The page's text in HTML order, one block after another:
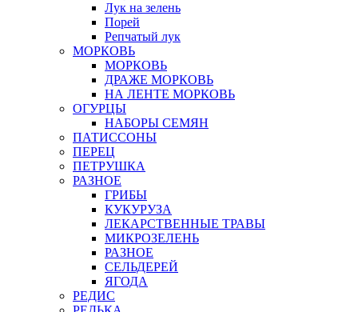
Лук на зелень
Порей
Репчатый лук
МОРКОВЬ
МОРКОВЬ
ДРАЖЕ МОРКОВЬ
НА ЛЕНТЕ МОРКОВЬ
ОГУРЦЫ
НАБОРЫ СЕМЯН
ПАТИССОНЫ
ПЕРЕЦ
ПЕТРУШКА
РАЗНОЕ
ГРИБЫ
КУКУРУЗА
ЛЕКАРСТВЕННЫЕ ТРАВЫ
МИКРОЗЕЛЕНЬ
РАЗНОЕ
СЕЛЬДЕРЕЙ
ЯГОДА
РЕДИС